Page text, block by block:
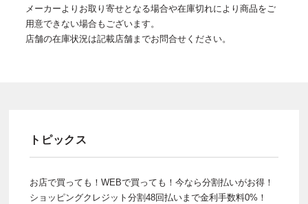
メーカーよりお取り寄せとなる場合や在庫切れにより商品をご
用意できない場合もございます。
店舗の在庫状況は記載店舗までお問合せください。
トピックス
お店で買っても！WEBで買っても！今なら分割払いがお得！
ショッピングクレジット分割48回払いまで金利手数料0%！